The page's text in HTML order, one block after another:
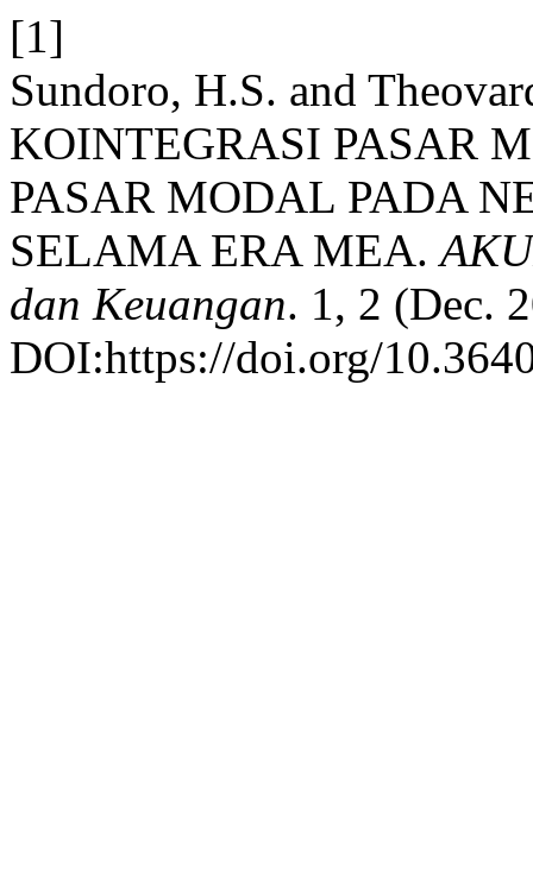
[1]
Sundoro, H.S. and
KOINTEGRASI PASAR
PASAR MODAL PADA
SELAMA ERA MEA.
dan Keuangan. 1, 2 (Dec.
DOI:https://doi.org/